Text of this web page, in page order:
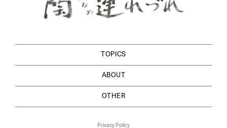
TOPICS
ABOUT
OTHER
Privacy Policy